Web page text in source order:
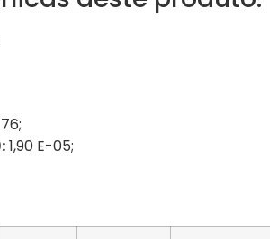
1,90 E-05;